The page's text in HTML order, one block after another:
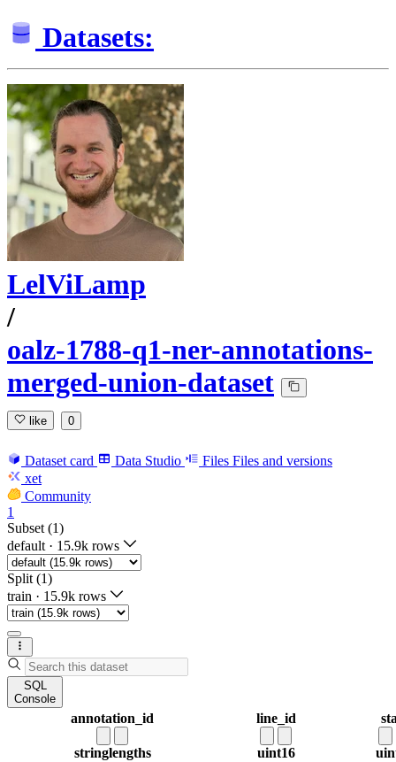
Datasets:
LelViLamp
/
oalz-1788-q1-ner-annotations-
merged-union-dataset
like 0
Dataset card Data Studio Files Files and versions
xet
Community
1
Subset (1)
default · 15.9k rows
Split (1)
train · 15.9k rows
SQL
Console
annotation_id
stringlengths
line_id
uint16